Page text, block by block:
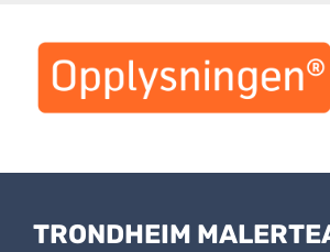
TRONDHEIM